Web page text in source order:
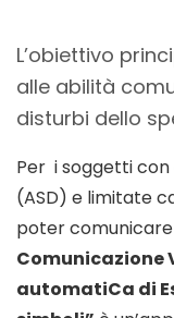
L’obiettivo
alle abilità
disturbi dello
Per i soggetti
(ASD) e limitate
poter
Comunicazione
automatiCa di